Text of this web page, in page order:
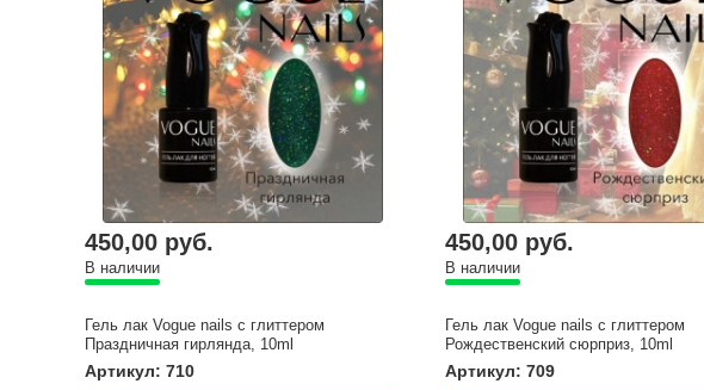
450,00 руб.
В наличии
Гель лак Vogue nails с глиттером
Праздничная гирлянда, 10ml
Артикул: 710
450,00 руб.
В наличии
Гель лак Vogue nails с глиттером
Рождественский сюрприз, 10ml
Артикул: 709